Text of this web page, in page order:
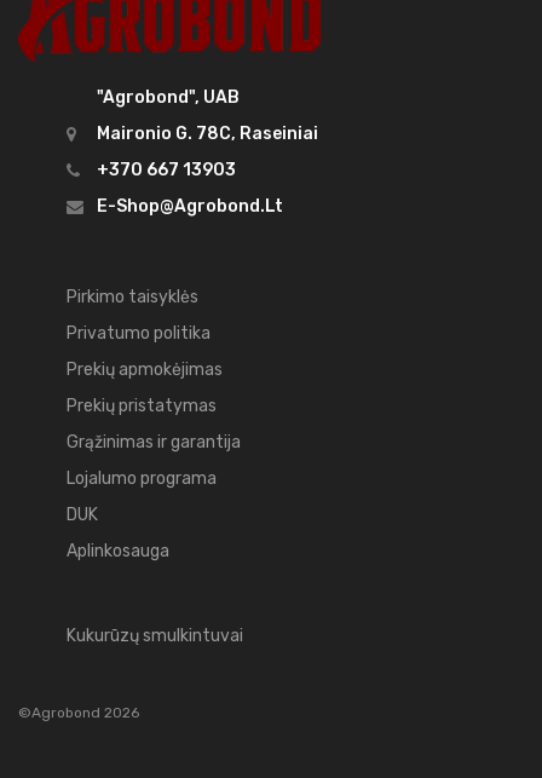
"Agrobond", UAB
Maironio G. 78C, Raseiniai
+370 667 13903
E-Shop@agrobond.lt
Pirkimo taisyklės
Privatumo politika
Prekių apmokėjimas
Prekių pristatymas
Grąžinimas ir garantija
Lojalumo programa
DUK
Aplinkosauga
Kukurūzų smulkintuvai
©Agrobond 2026